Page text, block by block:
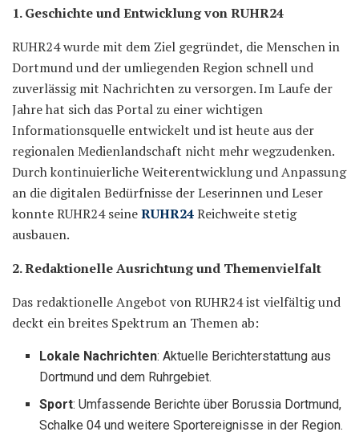
1. Geschichte und Entwicklung von RUHR24
RUHR24 wurde mit dem Ziel gegründet, die Menschen in
Dortmund und der umliegenden Region schnell und
zuverlässig mit Nachrichten zu versorgen. Im Laufe der
Jahre hat sich das Portal zu einer wichtigen
Informationsquelle entwickelt und ist heute aus der
regionalen Medienlandschaft nicht mehr wegzudenken.
Durch kontinuierliche Weiterentwicklung und Anpassung
an die digitalen Bedürfnisse der Leserinnen und Leser
konnte RUHR24 seineRUHR24Reichweite stetig
ausbauen.
2. Redaktionelle Ausrichtung und Themenvielfalt
Das redaktionelle Angebot von RUHR24 ist vielfältig und
deckt ein breites Spektrum an Themen ab:
Lokale Nachrichten: Aktuelle Berichterstattung aus
Dortmund und dem Ruhrgebiet.
Sport: Umfassende Berichte über Borussia Dortmund,
Schalke 04 und weitere Sportereignisse in der Region.